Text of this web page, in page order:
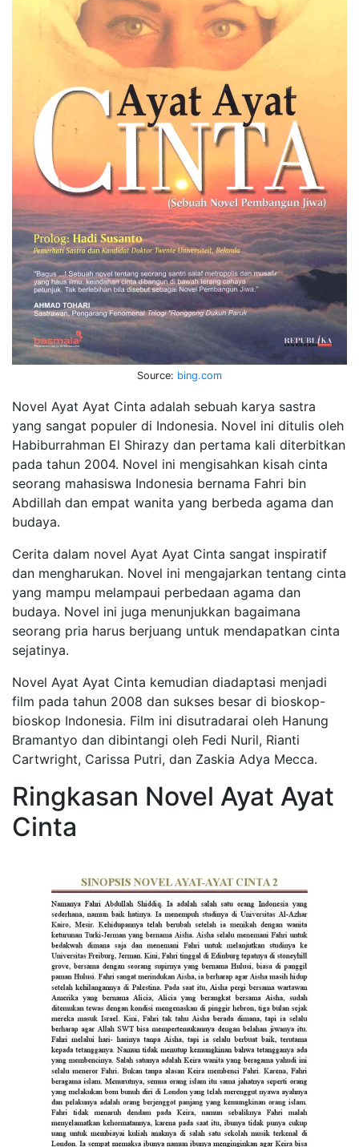
Source: bing.com
Novel Ayat Ayat Cinta adalah sebuah karya sastra
yang sangat populer di Indonesia. Novel ini ditulis oleh
Habiburrahman El Shirazy dan pertama kali diterbitkan
pada tahun 2004. Novel ini mengisahkan kisah cinta
seorang mahasiswa Indonesia bernama Fahri bin
Abdillah dan empat wanita yang berbeda agama dan
budaya.
Cerita dalam novel Ayat Ayat Cinta sangat inspiratif
dan mengharukan. Novel ini mengajarkan tentang cinta
yang mampu melampaui perbedaan agama dan
budaya. Novel ini juga menunjukkan bagaimana
seorang pria harus berjuang untuk mendapatkan cinta
sejatinya.
Novel Ayat Ayat Cinta kemudian diadaptasi menjadi
film pada tahun 2008 dan sukses besar di bioskop-
bioskop Indonesia. Film ini disutradarai oleh Hanung
Bramantyo dan dibintangi oleh Fedi Nuril, Rianti
Cartwright, Carissa Putri, dan Zaskia Adya Mecca.
Ringkasan Novel Ayat Ayat
Cinta